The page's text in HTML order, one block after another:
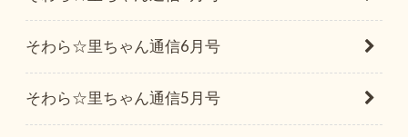
そわら☆里ちゃん通信6月号
そわら☆里ちゃん通信5月号